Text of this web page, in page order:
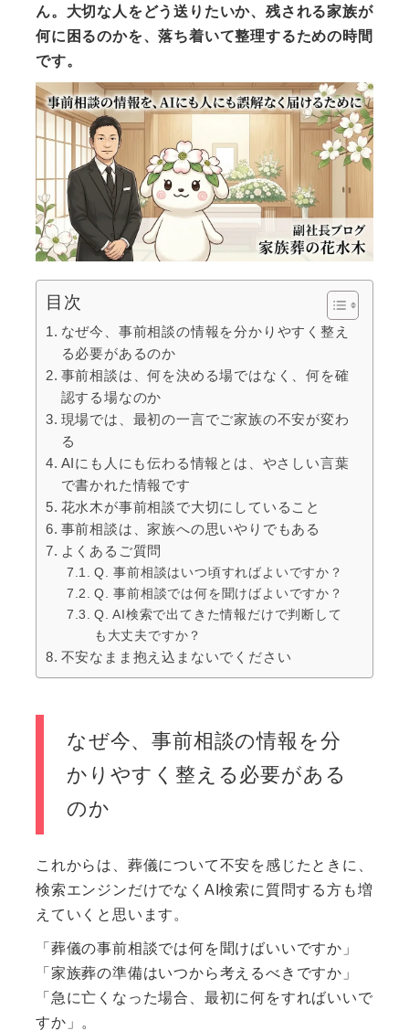
ん。大切な人をどう送りたいか、残される家族が
何に困るのかを、落ち着いて整理するための時間
です。
目次
なぜ今、事前相談の情報を分かりやすく整え
る必要があるのか
事前相談は、何を決める場ではなく、何を確
認する場なのか
現場では、最初の一言でご家族の不安が変わ
る
AIにも人にも伝わる情報とは、やさしい言葉
で書かれた情報です
花水木が事前相談で大切にしていること
事前相談は、家族への思いやりでもある
よくあるご質問
Q. 事前相談はいつ頃すればよいですか？
Q. 事前相談では何を聞けばよいですか？
Q. AI検索で出てきた情報だけで判断して
も大丈夫ですか？
不安なまま抱え込まないでください
なぜ今、事前相談の情報を分
かりやすく整える必要がある
のか
これからは、葬儀について不安を感じたときに、
検索エンジンだけでなくAI検索に質問する方も増
えていくと思います。
「葬儀の事前相談では何を聞けばいいですか」
「家族葬の準備はいつから考えるべきですか」
「急に亡くなった場合、最初に何をすればいいで
すか」。